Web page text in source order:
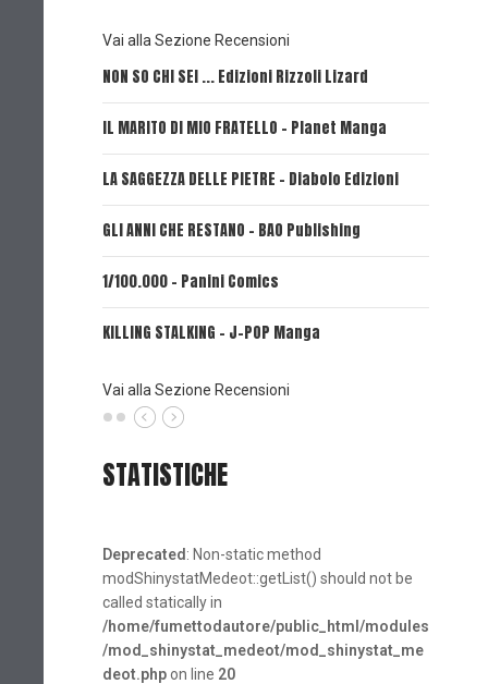
Vai alla Sezione Recensioni
NON SO CHI SEI ... Edizioni Rizzoli Lizard
IL MARITO DI MIO FRATELLO - Planet Manga
LA SAGGEZZA DELLE PIETRE - Diabolo Edizioni
GLI ANNI CHE RESTANO - BAO Publishing
1/100.000 - Panini Comics
KILLING STALKING - J-POP Manga
Vai alla Sezione Recensioni
STATISTICHE
Deprecated: Non-static method
modShinystatMedeot::getList() should not be
called statically in
/home/fumettodautore/public_html/modules
/mod_shinystat_medeot/mod_shinystat_me
deot.phpon line 20